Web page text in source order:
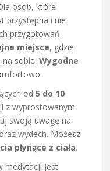
osób, które
przystępna i nie
przygotowań.
miejsce, gdzie
sobie. Wygodne
od 5 do 10
z wyprostowanym
swoją uwagę na
wydech. Możesz
płynące z ciała.
medytacji jest